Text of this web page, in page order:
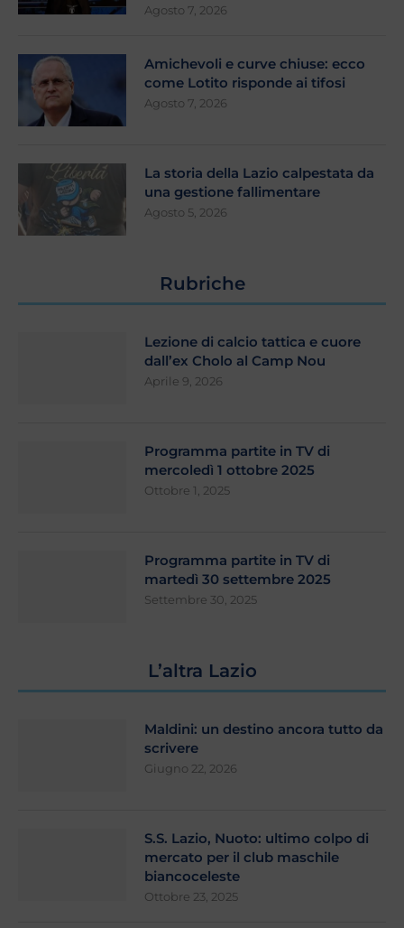
Agosto 7, 2026
Amichevoli e curve chiuse: ecco
come Lotito risponde ai tifosi
Agosto 7, 2026
La storia della Lazio calpestata da
una gestione fallimentare
Agosto 5, 2026
Rubriche
Lezione di calcio tattica e cuore
dall’ex Cholo al Camp Nou
Aprile 9, 2026
Programma partite in TV di
mercoledì 1 ottobre 2025
Ottobre 1, 2025
Programma partite in TV di
martedì 30 settembre 2025
Settembre 30, 2025
L’altra Lazio
Maldini: un destino ancora tutto da
scrivere
Giugno 22, 2026
S.S. Lazio, Nuoto: ultimo colpo di
mercato per il club maschile
biancoceleste
Ottobre 23, 2025